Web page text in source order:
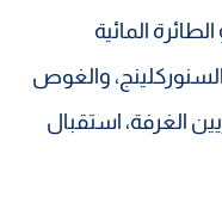
المائية
والغوص
الغرفة، استقبال